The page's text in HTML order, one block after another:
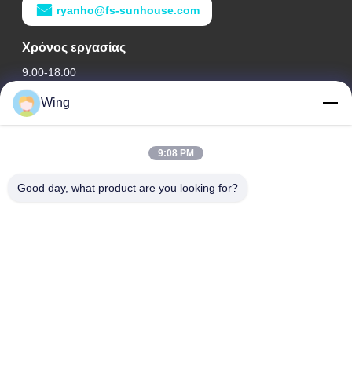
ryanho@fs-sunhouse.com
Χρόνος εργασίας
9:00-18:00
Η διεύθυνσή μας
Διεθνές κτήριο Weiye, δρόμος Yixian, κωμόπολη του Δαλιού,
Wing
9:08 PM
Good day, what product are you looking for?